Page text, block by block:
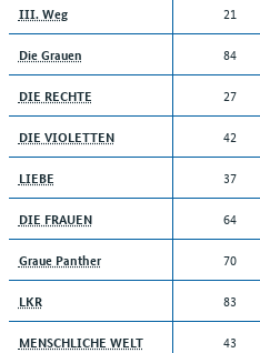
III. Weg 21
Die Grauen 84
DIE RECHTE 27
DIE VIOLETTEN 42
LIEBE 37
DIE FRAUEN 64
Graue Panther 70
LKR 83
MENSCHLICHE WELT 43